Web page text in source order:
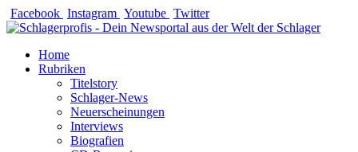
Zum
Inhalt
Facebook Instagram Youtube Twitter
Home
Rubriken
Titelstory
Schlager-News
Neuerscheinungen
Interviews
Biografien